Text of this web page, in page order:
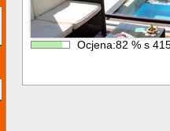
Ocjena:82 % s